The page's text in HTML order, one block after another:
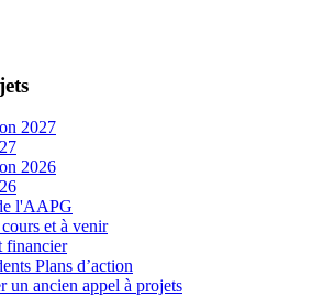
2027
2026
l'AAPG
et à venir
financier
Plans d’action
un ancien appel à projets